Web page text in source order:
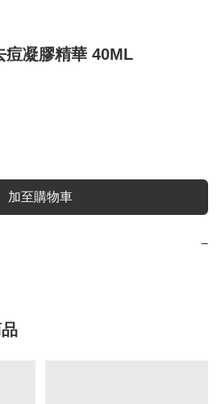
痘凝膠精華 40ML
加至購物車
−